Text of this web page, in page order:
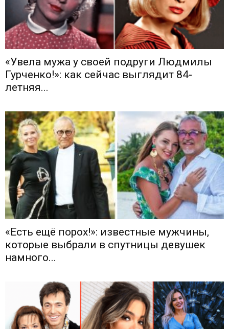
«Увeлa мужa у своей подруги Людмилы
Гуpченкo!»: как сейчас выглядит 84-
летняя...
«Есть ещё порох!»: известные мужчины,
которые выбрали в спутницы девушек
намного...